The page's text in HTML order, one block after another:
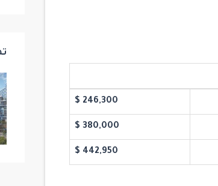
246,300 $
380,000 $
442,950 $